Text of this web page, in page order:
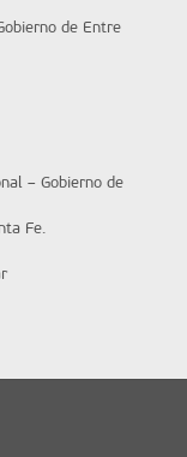
de Entre
– Gobierno de
Fe.